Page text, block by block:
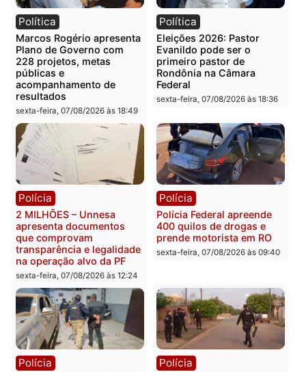
Você também vai querer ler...
Política
Marcos Rogério apresenta
Plano de Governo com
228 projetos, metas
públicas e
acompanhamento de
resultados
sexta-feira, 07/08/2026 às 18:49
Política
Eleições 2026: Pastor
Evanildo pode ser o
primeiro pastor de
Rondônia na Câmara
Federal
sexta-feira, 07/08/2026 às
Polícia Polícia